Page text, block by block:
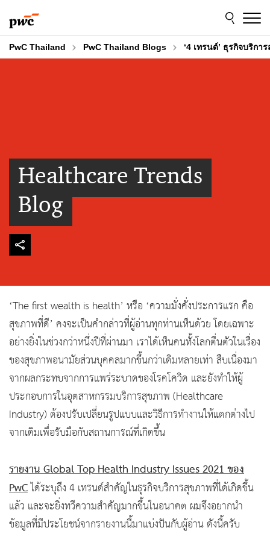
to
content
to
footer
PwC Thailand PwC Thailand Blogs ‘4 เทรนด์’ ธุรกิจบริก
Healthcare Trends
Blog
‘The first wealth is health’ หรือ ‘ความมั่งคั่งประการแรก คือ
สุขภาพที่ดี’ คงจะเป็นคำกล่าวที่ผู้อ่านทุกท่านเห็นด้วย โดยเฉพาะ
อย่างยิ่งในช่วงกว่าหนึ่งปีที่ผ่านมา เราได้เห็นคนทั้งโลกตื่นตัวในเรื่อง
ของสุขภาพอนามัยส่วนบุคคลมากขึ้นกว่าเดิมหลายเท่า สืบเนื่องมา
จากผลกระทบจากการแพร่ระบาดของโรคโควิด และยังทำให้ผู้
ประกอบการในอุตสาหกรรมบริการสุขภาพ (Healthcare
Industry) ต้องปรับเปลี่ยนรูปแบบและวิธีการทำงานให้แตกต่างไป
จากเดิมเพื่อรับมือกับสถานการณ์ที่เกิดขึ้น
รายงาน Global Top Health Industry Issues 2021 ของ
PwCได้ระบุถึง 4 เทรนด์สำคัญในธุรกิจบริการสุขภาพที่ได้เกิดขึ้น
แล้ว และจะยิ่งทวีความสำคัญมากขึ้นในอนาคต ผมจึงอยากนำ
ข้อมูลที่มีประโยชน์จากรายงานนี้มาแบ่งปันกับผู้อ่าน ดังนี้ครับ